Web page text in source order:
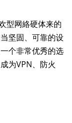
型网絡硬体来的
坚固、可靠的设
个非常优秀的选
为VPN、防火